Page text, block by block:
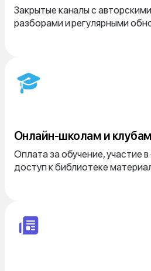
Закрытые каналы с
разборами и регулярными
Онлайн-школам и клубам
Оплата за обучение, участие
доступ к библиотеке